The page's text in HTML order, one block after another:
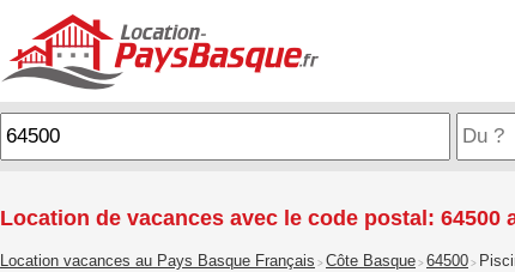
Location de vacances avec le code postal: 64500
Location vacances au Pays Basque Français > Côte Basque > 64500 >